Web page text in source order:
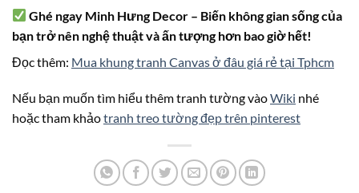
Ghé ngay Minh Hưng Decor – Biến không gian sống của
bạn trở nên nghệ thuật và ấn tượng hơn bao giờ hết!
Đọc thêm: Mua khung tranh Canvas ở đâu giá rẻ tại Tphcm
Nếu bạn muốn tìm hiểu thêm tranh tường vàoWiki nhé
hoặc tham khảotranh treo tường đẹp trên pinterest